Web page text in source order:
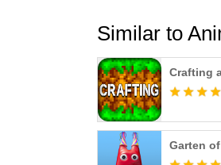
Similar to
Crafting
Garten